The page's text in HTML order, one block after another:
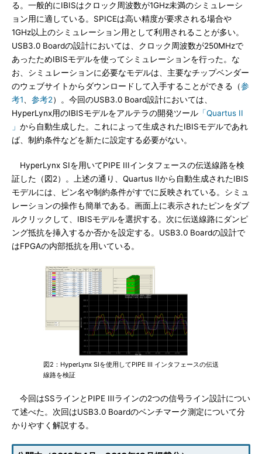
る。一般的にIBISはクロック周波数が1GHz未満のシミュレーシ
ョン用に適している。SPICEは高い精度が要求される場合や
1GHz以上のシミュレーション用として利用されることが多い。
USB3.0 Boardの設計においては、クロック周波数が250MHzで
あったためIBISモデルを使ってシミュレーションを行った。な
お、シミュレーションに必要なモデルは、主要なチップベンダー
のウェブサイトからダウンロードして入手することができる（参
考1
参考2）。今回のUSB3.0 Board設計においては、
HyperLynx用のIBISモデルをアルテラの開発ツール 「Quartus II
」 から自動生成した。これによって生成されたIBISモデルであれ
ば、制約条件などを新たに設定する必要がない。
HyperLynx SIを用いてPIPE IIIインタフェースの伝送線路を検
証した（図2）。上述の通り、Quartus IIから自動生成されたIBIS
モデルには、ピン名や制約条件がすでに反映されている。シミュ
レーションの操作も簡単である。画面上に表示されたピンをダブ
ルクリックして、IBISモデルを選択する。次に伝送線路にダンピ
ング抵抗を挿入するか否かを設定する。USB3.0 Boardの設計で
はFPGAの内部抵抗を用いている。
図2：HyperLynx SIを使用してPIPE III インタフェースの伝送
線路を検証
今回はSSラインとPIPE IIIラインの2つの信号ライン設計につい
て述べた。次回はUSB3.0 Boardのベンチマーク測定について分
かりやすく解説する。